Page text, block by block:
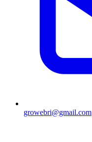
growebri@gmail.com